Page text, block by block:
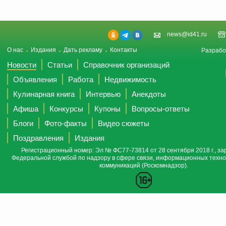
news@id41.ru
О нас Издания Дать рекламу Контакты
Новости Статьи
Справочник организаций
Объявления
Работа
Недвижимость
Кулинарная книга
Интервью
Анекдоты
Афиша
Конкурсы Купоны
Вопросы-ответы
Блоги
Фото-факты
Видео сюжеты
Поздравления
Издания
Регистрационный номер: Эл № ФС77-73814 от 28 сентября 2018 г.,
Федеральной службой по надзору в сфере связи, информационных
коммуникаций (Роскомнадзор).